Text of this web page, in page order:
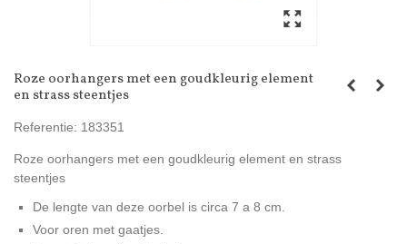
Roze oorhangers met een goudkleurig element
en strass steentjes
Referentie: 183351
Roze oorhangers met een goudkleurig element en strass
steentjes
De lengte van deze oorbel is circa 7 a 8 cm.
Voor oren met gaatjes.